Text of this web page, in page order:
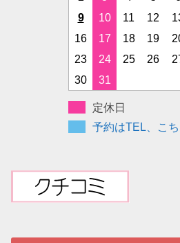
9
10 11 12
16
17 18 19
23
24 25 26
30
31
定休日
予約はTEL、こ